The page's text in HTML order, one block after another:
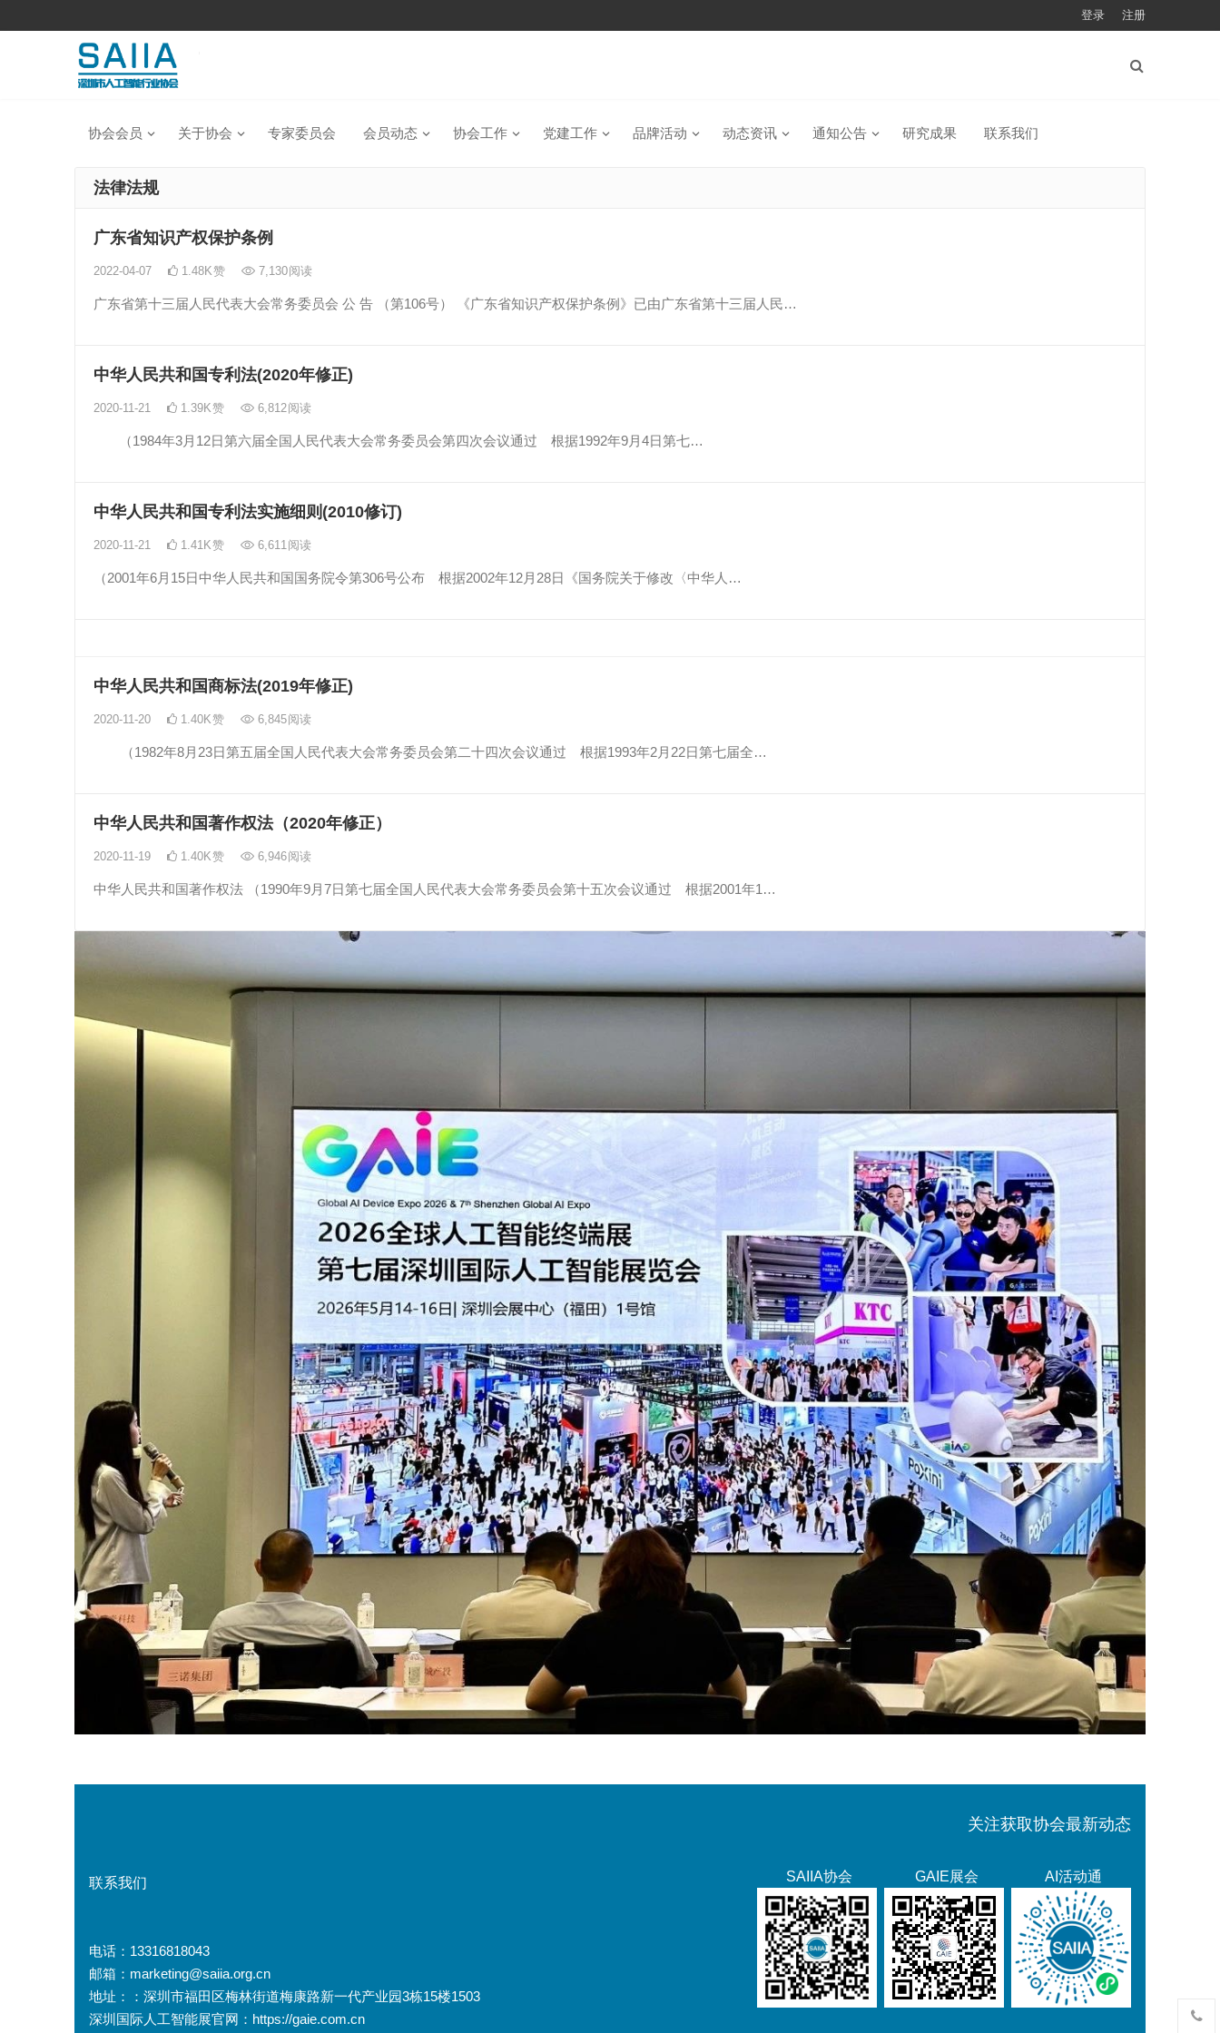
登录 注册
协会会员 关于协会 专家委员会 会员动态 协会工作 党建工作 品牌活动 动态资讯 通知公告 研究成果 联系我们
法律法规
广东省知识产权保护条例
2022-04-07 1.48K赞 7,130阅读
广东省第十三届人民代表大会常务委员会 公 告 （第106号） 《广东省知识产权保护条例》已由广东省第十三届人民…
中华人民共和国专利法(2020年修正)
2020-11-21 1.39K赞 6,812阅读
（1984年3月12日第六届全国人民代表大会常务委员会第四次会议通过 根据1992年9月4日第七…
中华人民共和国专利法实施细则(2010修订)
2020-11-21 1.41K赞 6,611阅读
（2001年6月15日中华人民共和国国务院令第306号公布 根据2002年12月28日《国务院关于修改〈中华人…
中华人民共和国商标法(2019年修正)
2020-11-20 1.40K赞 6,845阅读
（1982年8月23日第五届全国人民代表大会常务委员会第二十四次会议通过 根据1993年2月22日第七届全…
中华人民共和国著作权法（2020年修正）
2020-11-19 1.40K赞 6,946阅读
中华人民共和国著作权法 （1990年9月7日第七届全国人民代表大会常务委员会第十五次会议通过 根据2001年1…
关注获取协会最新动态
联系我们
电话：13316818043
邮箱：marketing@saiia.org.cn
地址：：深圳市福田区梅林街道梅康路新一代产业园3栋15楼1503
深圳国际人工智能展官网：https://gaie.com.cn
AI活动通
GAIE展会
SAIIA协会